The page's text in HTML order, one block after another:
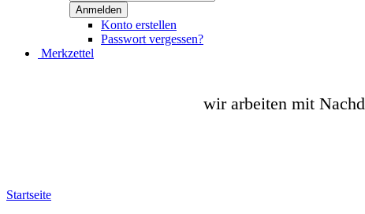
Konto erstellen
Passwort vergessen?
Merkzettel
wir arbeiten mit
Startseite